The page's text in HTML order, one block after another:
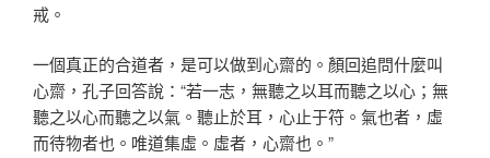
戒。
一個真正的合道者，是可以做到心齋的。顏回追問什麼叫
心齋，孔子回答說：“若一志，無聽之以耳而聽之以心；無
聽之以心而聽之以氣。聽止於耳，心止于符。氣也者，虛
而待物者也。唯道集虛。虛者，心齋也。”